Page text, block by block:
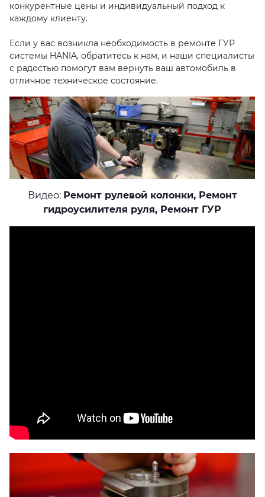
конкурентные цены и индивидуальный подход к
каждому клиенту.
Если у вас возникла необходимость в ремонте ГУР
системы HANIA, обратитесь к нам, и наши специалисты
с радостью помогут вам вернуть ваш автомобиль в
отличное техническое состояние.
Видео: Ремонт рулевой колонки, Ремонт
гидроусилителя руля, Ремонт ГУР